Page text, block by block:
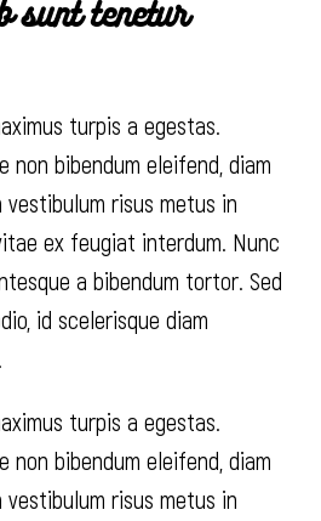
sunt tenetur
turpis a egestas.
bibendum eleifend, diam
vestibulum risus metus in
ex feugiat interdum. Nunc
a bibendum tortor. Sed
id scelerisque diam
turpis a egestas.
bibendum eleifend, diam
vestibulum risus metus in